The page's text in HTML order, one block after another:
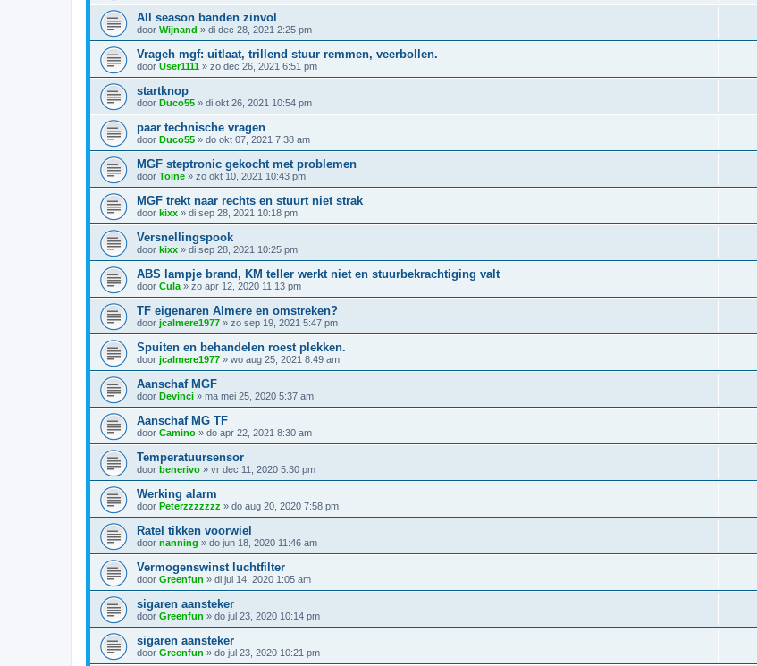
All season banden zinvol
door Wijnand » di dec 28, 2021 2:25 pm
Vrageh mgf: uitlaat, trillend stuur remmen, veerbollen.
door User1111 » zo dec 26, 2021 6:51 pm
startknop
door Duco55 » di okt 26, 2021 10:54 pm
paar technische vragen
door Duco55 » do okt 07, 2021 7:38 am
MGF steptronic gekocht met problemen
door Toine » zo okt 10, 2021 10:43 pm
MGF trekt naar rechts en stuurt niet strak
door kixx » di sep 28, 2021 10:18 pm
Versnellingspook
door kixx » di sep 28, 2021 10:25 pm
ABS lampje brand, KM teller werkt niet en stuurbekrachtiging valt
door Cula » zo apr 12, 2020 11:13 pm
TF eigenaren Almere en omstreken?
door jcalmere1977 » zo sep 19, 2021 5:47 pm
Spuiten en behandelen roest plekken.
door jcalmere1977 » wo aug 25, 2021 8:49 am
Aanschaf MGF
door Devinci » ma mei 25, 2020 5:37 am
Aanschaf MG TF
door Camino » do apr 22, 2021 8:30 am
Temperatuursensor
door benerivo » vr dec 11, 2020 5:30 pm
Werking alarm
door Peterzzzzzzz » do aug 20, 2020 7:58 pm
Ratel tikken voorwiel
door nanning » do jun 18, 2020 11:46 am
Vermogenswinst luchtfilter
door Greenfun » di jul 14, 2020 1:05 am
sigaren aansteker
door Greenfun » do jul 23, 2020 10:14 pm
sigaren aansteker
door Greenfun » do jul 23, 2020 10:21 pm